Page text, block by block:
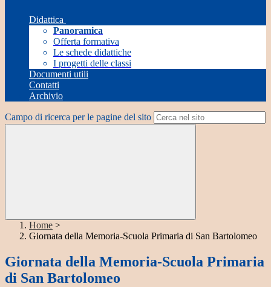
Didattica
Panoramica
Offerta formativa
Le schede didattiche
I progetti delle classi
Documenti utili
Contatti
Archivio
Campo di ricerca per le pagine del sito
Home >
Giornata della Memoria-Scuola Primaria di San Bartolomeo
Giornata della Memoria-Scuola Primaria
di San Bartolomeo